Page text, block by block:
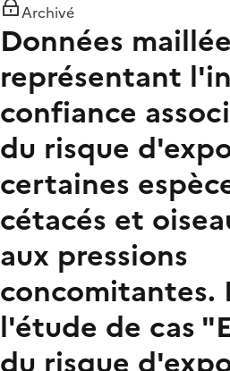
Archivé
Données
représentant
confiance
du risque
certaines
cétacés et
aux pressions
concomitantes.
l'étude de cas